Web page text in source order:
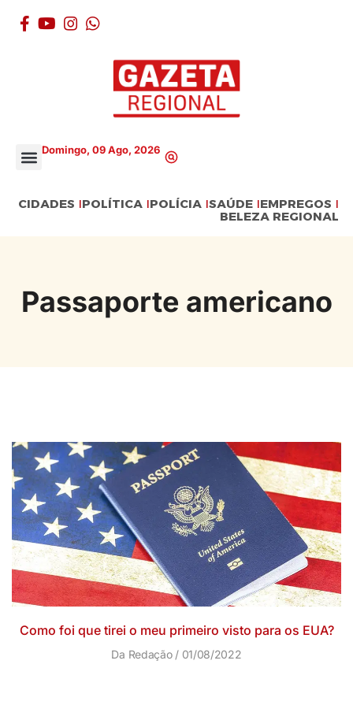
Domingo, 09 Ago, 2026
CIDADES POLÍTICA POLÍCIA SAÚDE EMPREGOS
BELEZA REGIONAL
Passaporte americano
Como foi que tirei o meu primeiro visto para os EUA?
Da Redação 01/08/2022